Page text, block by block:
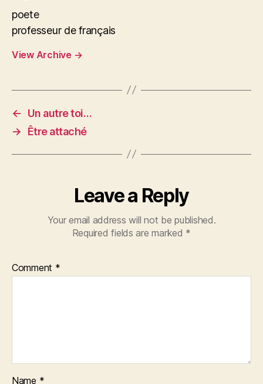
poete
professeur de français
View Archive →
←
Un autre toi…
→
Être attaché
Leave a Reply
Your email address will not be published.
Required fields are marked *
Comment *
Name *